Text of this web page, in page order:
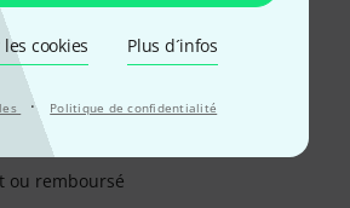
cookies Plus d´infos
· Politique de confidentialité
satisfait ou remboursé
en la matière
ou remboursé